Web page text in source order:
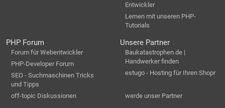
Entwickler
Lernen mit unseren PHP-
Tutorials
PHP Forum
Forum für Webentwickler
PHP-Developer Forum
SEO - Suchmaschinen Tricks
und Tipps
off-topic Diskussionen
Unsere Partner
Baukatastrophen.de |
Handwerker finden
estugo - Hosting für Ihren Shopr
werde unser Partner